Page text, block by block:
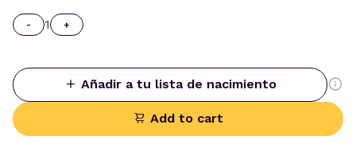
- 1 +
Añadir a tu lista de nacimiento
Add to cart